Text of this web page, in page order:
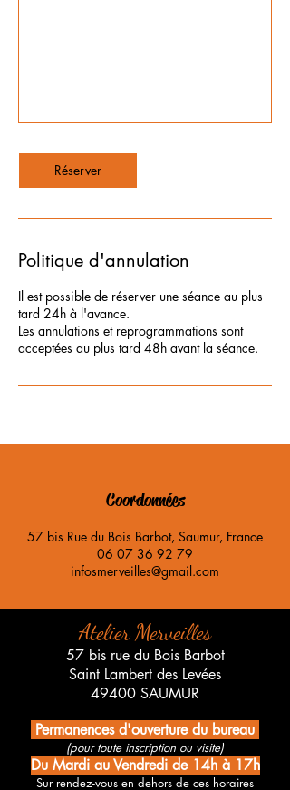
Réserver
Politique d'annulation
Il est possible de réserver une séance au plus
tard 24h à l'avance.
Les annulations et reprogrammations sont
Coordonnées
57 bis Rue du Bois Barbot, Saumur, France
06 07 36 92 79
infosmerveilles@gmail.com
Atelier Merveilles
57 bis rue du Bois Barbot
Saint Lambert des Levées
49400 SAUMUR
Permanences d'ouverture du bureau
(pour toute inscription ou visite)
Du Mardi au Vendredi de 14h à 17h
Sur rendez-vous en dehors de ces horaires